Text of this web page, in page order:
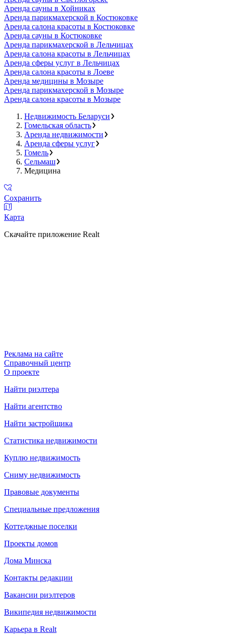
Аренда сауны в Хойниках
Аренда парикмахерской в Костюковке
Аренда салона красоты в Костюковке
Аренда сауны в Костюковке
Аренда парикмахерской в Лельчицах
Аренда салона красоты в Лельчицах
Аренда сферы услуг в Лельчицах
Аренда салона красоты в Лоеве
Аренда медицины в Мозыре
Аренда парикмахерской в Мозыре
Аренда салона красоты в Мозыре
Недвижимость Беларуси
Гомельская область
Аренда недвижимости
Аренда сферы услуг
Гомель
Сельмаш
Медицина
Сохранить
Карта
Скачайте приложение Realt
Реклама на сайте
Справочный центр
О проекте
Найти риэлтера
Найти агентство
Найти застройщика
Статистика недвижимости
Куплю недвижимость
Сниму недвижимость
Правовые документы
Специальные предложения
Коттеджные поселки
Проекты домов
Дома Минска
Контакты редакции
Вакансии риэлтеров
Википедия недвижимости
Карьера в Realt